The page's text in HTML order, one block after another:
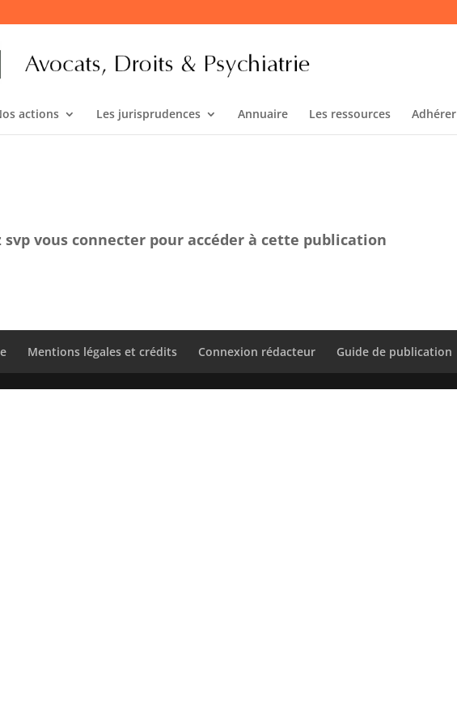
actions Les jurisprudences Annuaire Les ressources Adhérer
svp vous connecter pour accéder à cette publication
Mentions légales et crédits Connexion rédacteur Guide de publication